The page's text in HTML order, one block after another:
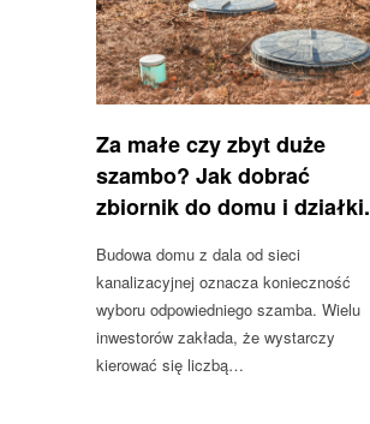
Za małe czy zbyt duże
szambo? Jak dobrać
zbiornik do domu i działki.
Budowa domu z dala od sieci
kanalizacyjnej oznacza konieczność
wyboru odpowiedniego szamba. Wielu
inwestorów zakłada, że wystarczy
kierować się liczbą…